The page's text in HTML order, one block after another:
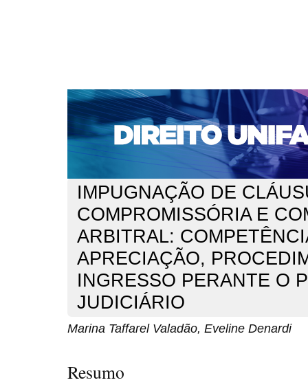
CAPA SOBRE ACESSO CADASTRO
NOTÍCIAS
EDIÇÕES DE Nº 1 A 100 WEBMAIL
Capa>n. 277 (2023) > Taffarel Valadão
IMPUGNAÇÃO DE
COMPROMISSÓRIA E
ARBITRAL:
APRECIAÇÃO,
INGRESSO PERANTE O
JUDICIÁRIO
Marina Taffarel Valadão, Eveline Denardi
Resumo